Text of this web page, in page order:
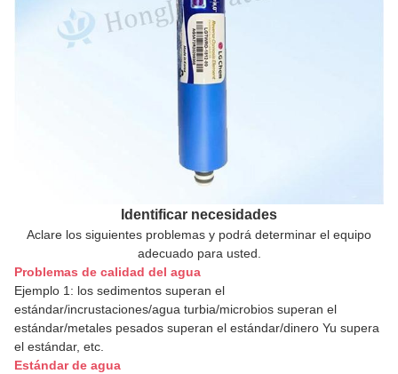
Identificar necesidades
Aclare los siguientes problemas y podrá determinar el equipo
adecuado para usted.
Problemas de calidad del agua
Ejemplo 1: los sedimentos superan el
estándar/incrustaciones/agua turbia/microbios superan el
estándar/metales pesados superan el estándar/dinero Yu supera
el estándar, etc.
Estándar de agua